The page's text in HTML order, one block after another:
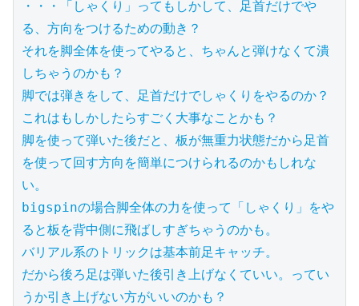
・・・「しゃくり」ってもしかして、足首だけでや
る、方向をつけるための動き？
それを脚全体を使ってやると、ちゃんと弾けなくて潰
しちゃうのかも？
脚では弾きをして、足首だけでしゃくりをやるのか？
これはもしかしたらすごく大事なことかも？
脚を使って弾いた後だと、板が無重力状態だから足首
を使って回す方向を簡単につけられるのかもしれな
い。
bigspinの場合脚全体の力を使って「しゃくり」をや
ると板を背中側に飛ばしすぎちゃうのかも。
バリアル系のトリックは基本前足キャッチ。
だから後ろ足は弾いた後引き上げなくていい。ってい
うか引き上げない方がいいのかも？